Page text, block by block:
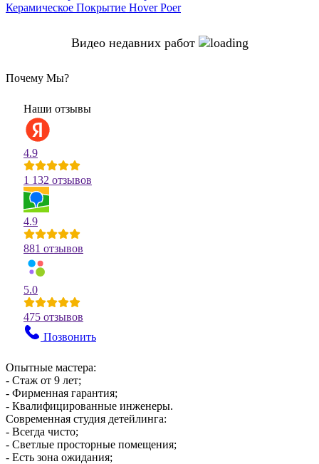
Керамическое Покрытие Hover Poer
Видео недавних работ
Почему Мы?
Наши отзывы
4.9
1 132 отзывов
4.9
881 отзывов
5.0
475 отзывов
Позвонить
Опытные мастера:
- Стаж от 9 лет;
- Фирменная гарантия;
- Квалифицированные инженеры.
Современная студия детейлинга:
- Всегда чисто;
- Светлые просторные помещения;
- Есть зона ожидания;